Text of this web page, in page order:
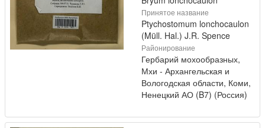
Принятое название
Ptychostomum lonchocaulon
(Müll. Hal.) J.R. Spence
Районирование
Гербарий мохообразных,
Мхи - Архангельская и
Вологодская области, Коми,
Ненецкий АО (B7) (Россия)